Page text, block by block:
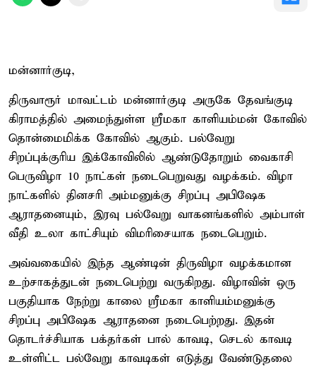
மன்னார்குடி,
திருவாரூர் மாவட்டம் மன்னார்குடி அருகே தேவங்குடி
கிராமத்தில் அமைந்துள்ள ஸ்ரீமகா காளியம்மன் கோவில்
தொன்மைமிக்க கோவில் ஆகும். பல்வேறு
சிறப்புக்குரிய இக்கோவிலில் ஆண்டுதோறும் வைகாசி
பெருவிழா 10 நாட்கள் நடைபெறுவது வழக்கம். விழா
நாட்களில் தினசரி அம்மனுக்கு சிறப்பு அபிஷேக
ஆராதனையும், இரவு பல்வேறு வாகனங்களில் அம்பாள்
வீதி உலா காட்சியும் விமரிசையாக நடைபெறும்.
அவ்வகையில் இந்த ஆண்டின் திருவிழா வழக்கமான
உற்சாகத்துடன் நடைபெற்று வருகிறது. விழாவின் ஒரு
பகுதியாக நேற்று காலை ஸ்ரீமகா காளியம்மனுக்கு
சிறப்பு அபிஷேக ஆராதனை நடைபெற்றது. இதன்
தொடர்ச்சியாக பக்தர்கள் பால் காவடி, செடல் காவடி
உள்ளிட்ட பல்வேறு காவடிகள் எடுத்து வேண்டுதலை